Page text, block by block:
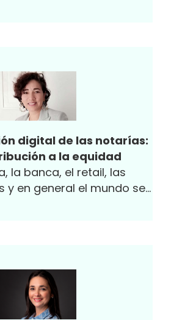
digital de las notarías:
a la equidad
la banca, el retail, las
y en general el mundo se
brindando múltiples
digitales y virtuales que
servicios y, en especial,
ahí que situaciones como